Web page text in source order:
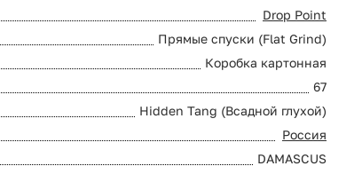
Drop Point
Прямые спуски (Flat Grind)
Коробка картонная
67
Hidden Tang (Всадной глухой)
Россия
DAMASCUS